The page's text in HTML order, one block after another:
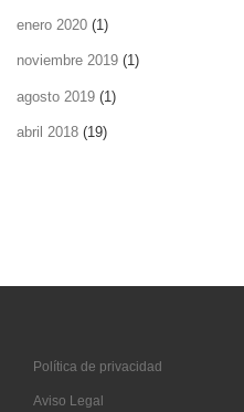
enero 2020 (1)
noviembre 2019 (1)
agosto 2019 (1)
abril 2018 (19)
Política de privacidad
Aviso Legal